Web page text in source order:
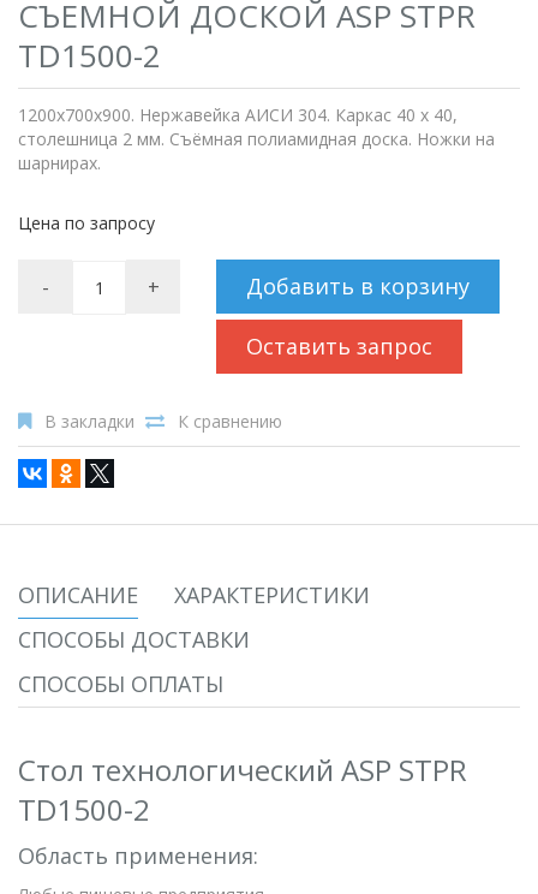
СЪЕМНОЙ ДОСКОЙ ASP STPR
TD1500-2
1200х700х900. Нержавейка АИСИ 304. Каркас 40 х 40,
столешница 2 мм. Съёмная полиамидная доска. Ножки на
шарнирах.
Цена по запросу
- + Добавить в корзину
Оставить запрос
В закладки К сравнению
ОПИСАНИЕ
ХАРАКТЕРИСТИКИ
СПОСОБЫ ДОСТАВКИ
СПОСОБЫ ОПЛАТЫ
Стол технологический ASP STPR
TD1500-2
Область применения: